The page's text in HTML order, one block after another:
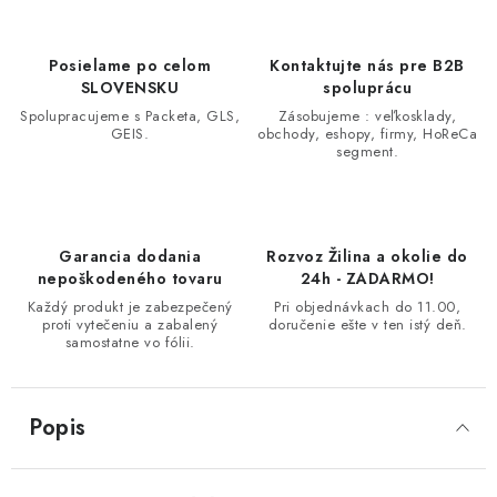
Posielame po celom
SLOVENSKU
Spolupracujeme s Packeta, GLS,
GEIS.
Kontaktujte nás pre B2B
spoluprácu
Zásobujeme : veľkosklady,
obchody, eshopy, firmy, HoReCa
segment.
Garancia dodania
nepoškodeného tovaru
Každý produkt je zabezpečený
proti vytečeniu a zabalený
samostatne vo fólii.
Rozvoz Žilina a okolie do
24h - ZADARMO!
Pri objednávkach do 11.00,
doručenie ešte v ten istý deň.
Popis